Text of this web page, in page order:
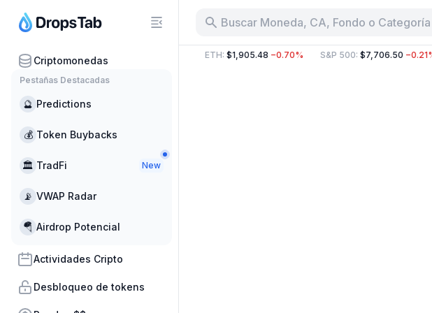
Criptomonedas
Pestañas Destacadas
🔮 Predictions
💰 Token Buybacks
🏛 TradFi New
📡 VWAP Radar
🪂 Airdrop Potencial
Actividades Cripto
Desbloqueo de tokens
Buscar Moneda, CA, Fondo o Categoría
B −13.84% BTC ETH:$1,905.48 −0.70% S&P 500:$7,706.50 −0.21%